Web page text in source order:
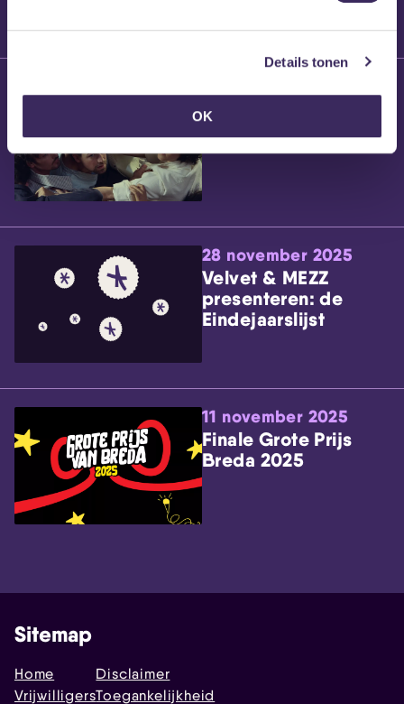
Details tonen
OKWillem’s Blog: Ão
28 november 2025
Velvet & MEZZ
presenteren: de
Eindejaarslijst
11 november 2025
Finale Grote Prijs
Breda 2025
Sitemap
Home
Vrijwilligers
Disclaimer
Toegankelijkheid